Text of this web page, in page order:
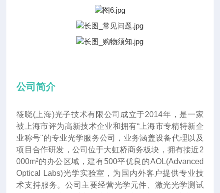
公司简介
筱晓(上海)光子技术有限公司成立于2014年 ， 是一家
被上海市评为高新技术企业和拥有“上海市专精特新企
业称号"的专业光学服务公司，业务涵盖设备代理以及
项目合作研发，公司位于大虹桥商务板块，拥有接近2
000m²的办公区域，建有500平优良的AOL(Advanced
Optical Labs)光学实验室，为国内外客户提供专业技
术支持服务。公司主要经营光学元件、激光光学测试